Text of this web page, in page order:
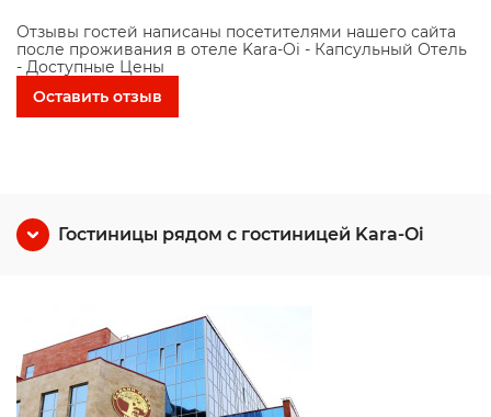
Отзывы гостей написаны посетителями нашего сайта
после проживания в отеле Kara-Oi - Капсульный Отель
- Доступные Цены
Оставить отзыв
Гостиницы рядом с гостиницей Kara-Oi